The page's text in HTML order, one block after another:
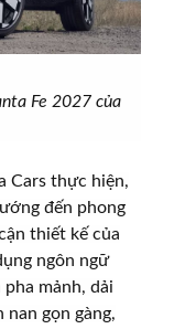
Fe 2027 của
Cars thực hiện,
đến phong
thiết kế của
ngôn ngữ
mảnh, dải
gọn gàng,